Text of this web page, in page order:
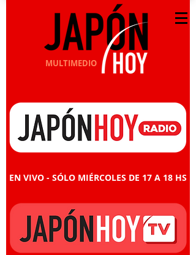
MULTIMEDIO
EN VIVO - SÓLO MIÉRCOLES DE 17 A 18 HS